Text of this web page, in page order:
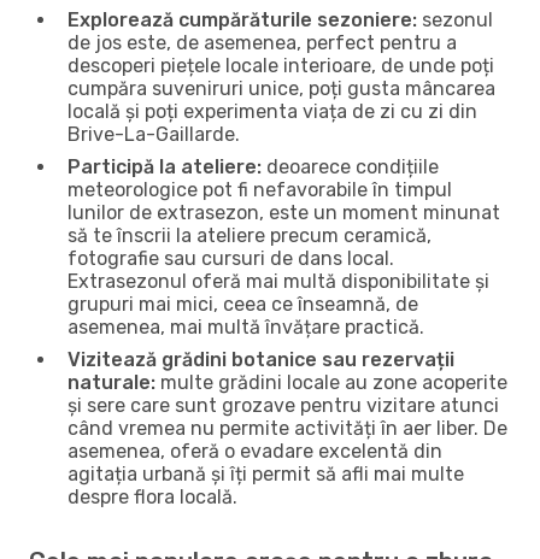
Explorează cumpărăturile sezoniere: sezonul
de jos este, de asemenea, perfect pentru a
descoperi piețele locale interioare, de unde poți
cumpăra suveniruri unice, poți gusta mâncarea
locală și poți experimenta viața de zi cu zi din
Brive-La-Gaillarde.
Participă la ateliere: deoarece condițiile
meteorologice pot fi nefavorabile în timpul
lunilor de extrasezon, este un moment minunat
să te înscrii la ateliere precum ceramică,
fotografie sau cursuri de dans local.
Extrasezonul oferă mai multă disponibilitate și
grupuri mai mici, ceea ce înseamnă, de
asemenea, mai multă învățare practică.
Vizitează grădini botanice sau rezervații
naturale: multe grădini locale au zone acoperite
și sere care sunt grozave pentru vizitare atunci
când vremea nu permite activități în aer liber. De
asemenea, oferă o evadare excelentă din
agitația urbană și îți permit să afli mai multe
despre flora locală.